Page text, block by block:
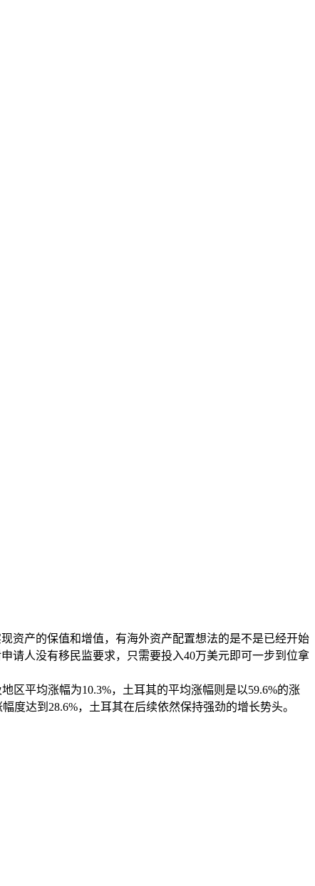
资产的保值和增值，有海外资产配置想法的是不是已经开始
请人没有移民监要求，只需要投入40万美元即可一步到位拿
区平均涨幅为10.3%，土耳其的平均涨幅则是以59.6%的涨
度达到28.6%，土耳其在后续依然保持强劲的增长势头。